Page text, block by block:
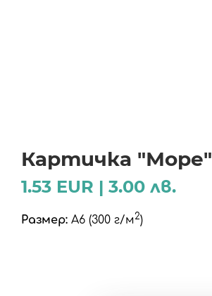
Картичка "Море"
1.53 EUR | 3.00 лв.
Размер: A6 (300 г/м2)